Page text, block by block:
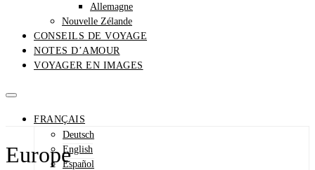
Allemagne
Nouvelle Zélande
CONSEILS DE VOYAGE
NOTES D’AMOUR
VOYAGER EN IMAGES
FRANÇAIS
Deutsch
English
Español
Europe